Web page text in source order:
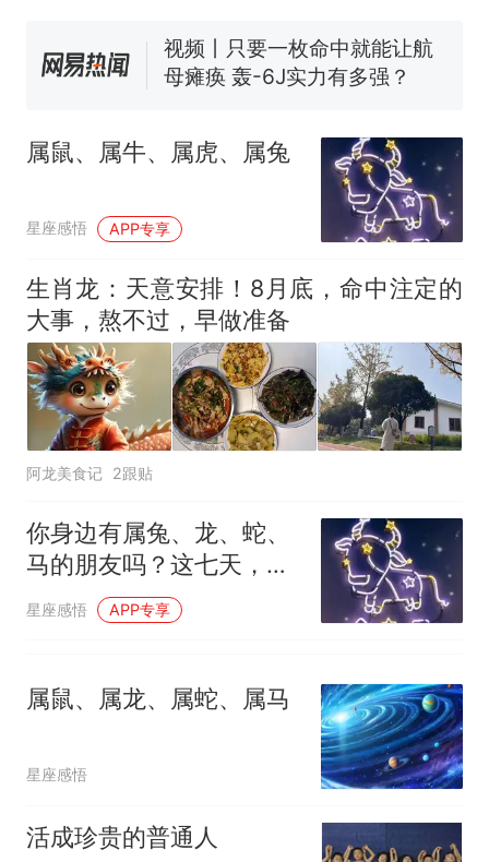
空调24小时开着反而更省电？
电力部门回应
1千斤稻谷
热
十多万人报名的考试，成绩
全部作废，公平么？
属鼠、属牛、属虎、属兔
星座感悟 APP专享
生肖龙：天意安排！8月底，命中注定的
大事，熬不过，早做准备
阿龙美食记 2跟贴
你身边有属兔、龙、蛇、
马的朋友吗？这七天，祝
他们好运连连！
星座感悟 APP专享
属鼠、属龙、属蛇、属马
星座感悟
活成珍贵的普通人